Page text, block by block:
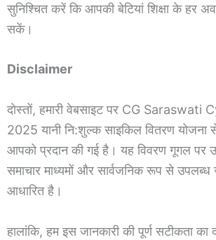
सुनिश्चित करें कि आपकी बेटियां शिक्षा के हर
सकें।
Disclaimer
दोस्तों, हमारी वेबसाइट पर CG Saraswati
2025 यानी नि:शुल्क साइकिल वितरण योजना
आपको प्रदान की गई है। यह विवरण गूगल पर
समाचार माध्यमों और सार्वजनिक रूप से उपलब्ध
आधारित है।
हालांकि, हम इस जानकारी की पूर्ण सटीकता का